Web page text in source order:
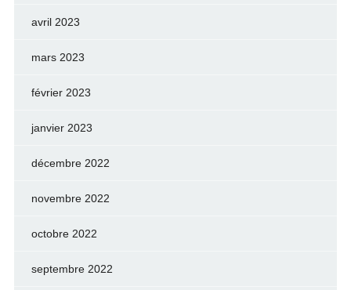
avril 2023
mars 2023
février 2023
janvier 2023
décembre 2022
novembre 2022
octobre 2022
septembre 2022